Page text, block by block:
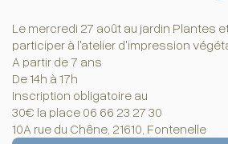
Le mercredi 27 août au jardin Plantes
participer à l'atelier d'impression
A partir de 7 ans
De 14h à 17h
Inscription obligatoire au
30€ la place 06 66 23 27 30
10A rue du Chêne, 21610, Fontenelle